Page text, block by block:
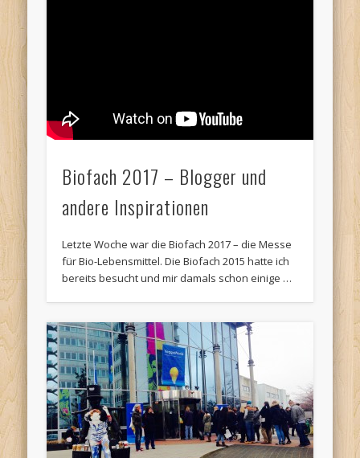
Biofach 2017 – Blogger und
andere Inspirationen
Letzte Woche war die Biofach 2017 – die Messe
für Bio-Lebensmittel. Die Biofach 2015 hatte ich
bereits besucht und mir damals schon einige …